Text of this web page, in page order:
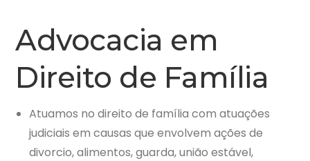
Advocacia em
Direito de Família
Atuamos no direito de família com atuações
judiciais em causas que envolvem ações de
divorcio, alimentos, guarda, união estável,